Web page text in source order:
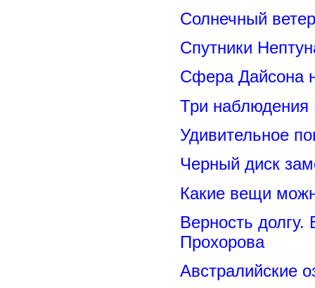
Солнечный
Спутники
Сфера Дайсона
Три
Удивительное
Черный диск
Какие вещи
Верность
Прохорова
Австралийские